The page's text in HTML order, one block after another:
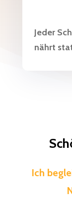
Jeder
nährt
Ich